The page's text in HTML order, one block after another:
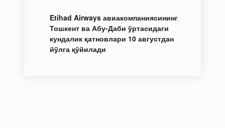
Etihad Airways авиакомпаниясининг
Тошкент ва Абу-Даби ўртасидаги
кундалик қатновлари 10 августдан
йўлга қўйилади